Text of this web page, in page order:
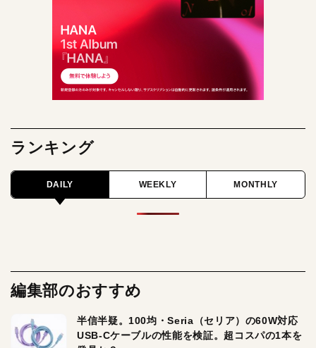
ランキング
DAILY WEEKLY MONTHLY
編集部のおすすめ
半信半疑。100均・Seria（セリア）の60W対応
USB-Cケーブルの性能を検証。超コスパの1本を